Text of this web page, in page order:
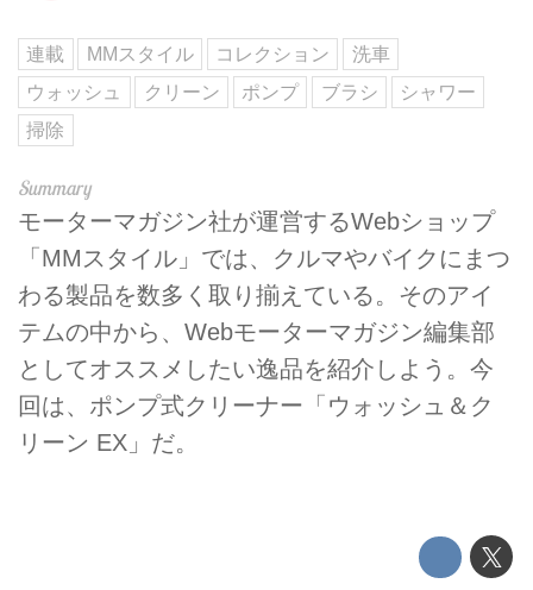
連載 MMスタイル コレクション
洗車
ウォッシュ
クリーン ポンプ ブラシ
シャワー
掃除
モーターマガジン社が運営するWebショップ
「MMスタイル」では、クルマやバイクにまつ
わる製品を数多く取り揃えている。そのアイ
テムの中から、Webモーターマガジン編集部
としてオススメしたい逸品を紹介しよう。今
回は、ポンプ式クリーナー「ウォッシュ＆ク
リーン EX」だ。